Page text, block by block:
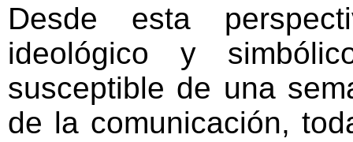
Desde esta
ideológico y
susceptible de una
de la comunicación,